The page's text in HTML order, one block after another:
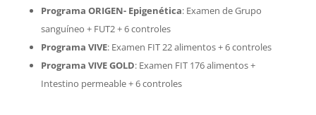
Programa ORIGEN- Epigenética:Examen de Grupo
sanguíneo + FUT2 + 6 controles
Programa VIVE: Examen FIT 22 alimentos + 6 controles
Programa VIVE GOLD: Examen FIT 176 alimentos +
Intestino permeable + 6 controles